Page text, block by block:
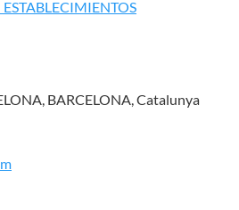
BARCELONA, Catalunya